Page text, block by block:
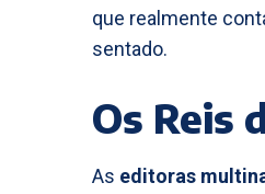
que realmente
sentado.
Os Reis
As editoras